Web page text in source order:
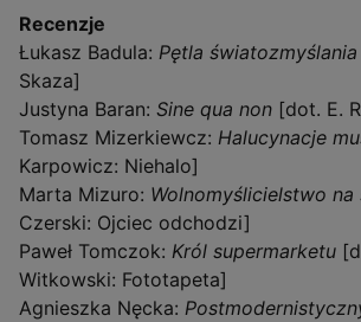
Recenzje
Łukasz Badula: Pętla światozmyślania
Skaza]
Justyna Baran: Sine qua non [dot. E.
Tomasz Mizerkiewcz: Halucynacje
Karpowicz: Niehalo]
Marta Mizuro: Wolnomyślicielstwo
Czerski: Ojciec odchodzi]
Paweł Tomczok: Król supermarketu
Witkowski: Fototapeta]
Agnieszka Nęcka: